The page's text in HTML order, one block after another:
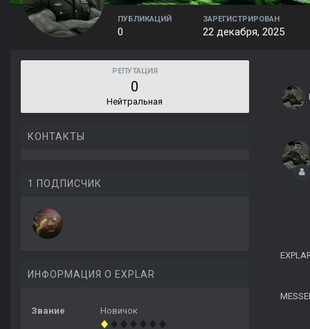
ПУБЛИКАЦИЙ
0
ЗАРЕГИСТРИРОВАН
22 декабря, 2025
РЕПУТАЦИЯ
0
Нейтральная
КОНТАКТЫ
1 ПОДПИСЧИК
ИНФОРМАЦИЯ О EXPLAR
Звание Новичок